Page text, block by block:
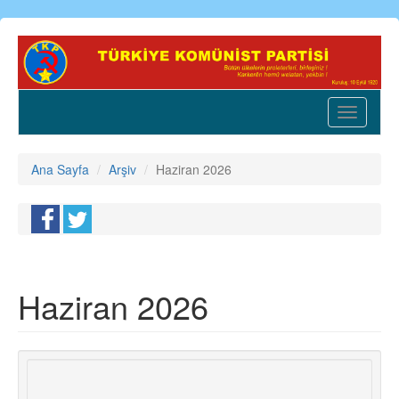
Ana
içeriğe
Toggle
Ana Sayfa Arşiv Haziran 2026
Haziran 2026